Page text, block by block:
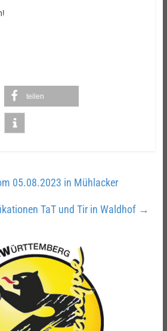
teilen
05.08.2023 in Mühlacker
TaT und Tir in Waldhof →